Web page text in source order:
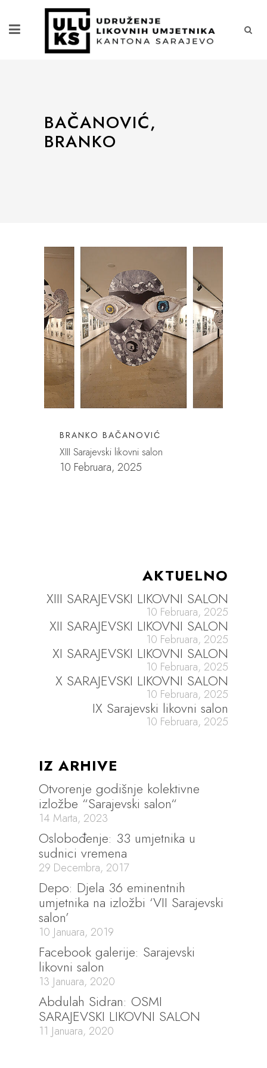
BAČANOVIĆ,
BRANKO
BRANKO BAČANOVIĆ
XIII Sarajevski likovni salon
10 Februara, 2025
AKTUELNO
XIII SARAJEVSKI LIKOVNI SALON
10 Februara, 2025
XII SARAJEVSKI LIKOVNI SALON
10 Februara, 2025
XI SARAJEVSKI LIKOVNI SALON
10 Februara, 2025
X SARAJEVSKI LIKOVNI SALON
10 Februara, 2025
IX Sarajevski likovni salon
10 Februara, 2025
IZ ARHIVE
Otvorenje godišnje kolektivne
izložbe “Sarajevski salon“
14 Marta, 2023
Oslobođenje: 33 umjetnika u
sudnici vremena
29 Decembra, 2017
Depo: Djela 36 eminentnih
umjetnika na izložbi ‘VII Sarajevski
salon’
10 Januara, 2019
Facebook galerije: Sarajevski
likovni salon
13 Januara, 2020
Abdulah Sidran: OSMI
SARAJEVSKI LIKOVNI SALON
11 Januara, 2020